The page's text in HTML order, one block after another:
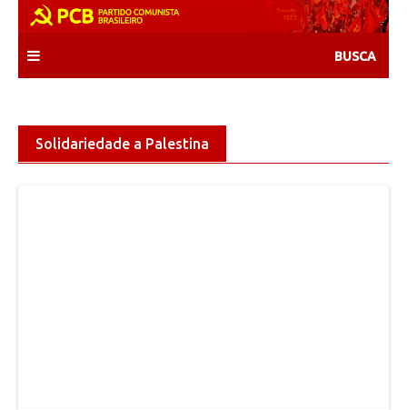
content
Solidariedade a Palestina